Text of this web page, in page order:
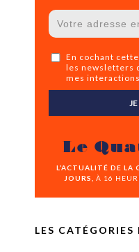
En cochant
les newsletters
mes
Le
L’ACTUALITÉ DE
JOURS,
À 16
LES CATÉGORIES